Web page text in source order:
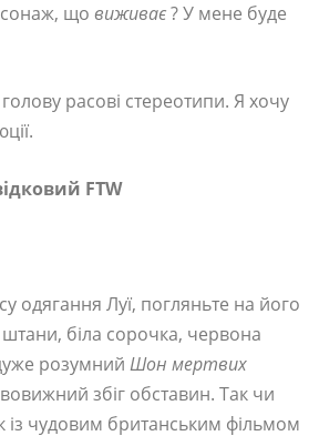
що виживає? У мене буде
расові стереотипи. Я хочу
FTW
одягання Луї, погляньте на його
штани, біла сорочка, червона
розумний Шон мертвих
збіг обставин. Так чи
із чудовим британським фільмом